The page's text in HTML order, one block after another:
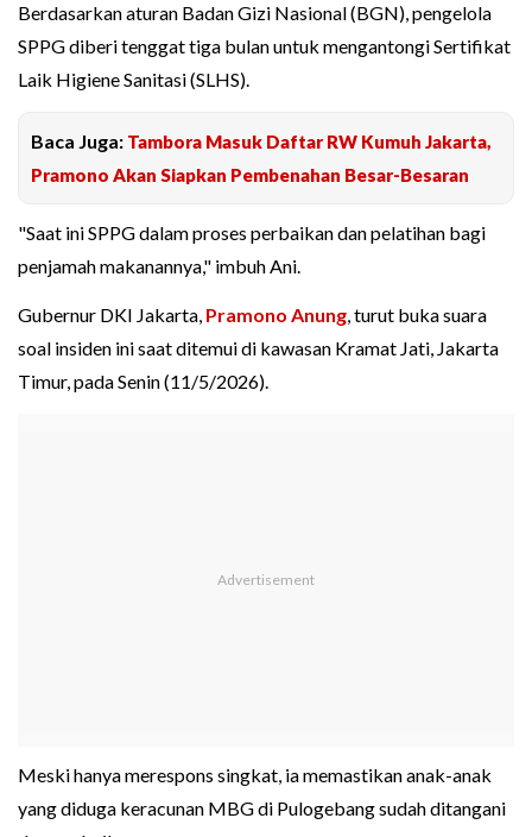
Berdasarkan aturan Badan Gizi Nasional (BGN), pengelola
SPPG diberi tenggat tiga bulan untuk mengantongi Sertifikat
Laik Higiene Sanitasi (SLHS).
Baca Juga: Tambora Masuk Daftar RW Kumuh Jakarta,
Pramono Akan Siapkan Pembenahan Besar-Besaran
"Saat ini SPPG dalam proses perbaikan dan pelatihan bagi
penjamah makanannya," imbuh Ani.
Gubernur DKI Jakarta, Pramono Anung, turut buka suara
soal insiden ini saat ditemui di kawasan Kramat Jati, Jakarta
Timur, pada Senin (11/5/2026).
Meski hanya merespons singkat, ia memastikan anak-anak
yang diduga keracunan MBG di Pulogebang sudah ditangani